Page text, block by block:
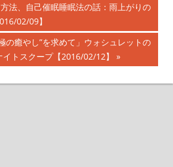
法、自己催眠睡眠法の話：雨上がりの
02/09】
の癒やし”を求めて」ウォシュレットの
トスクープ【2016/02/12】